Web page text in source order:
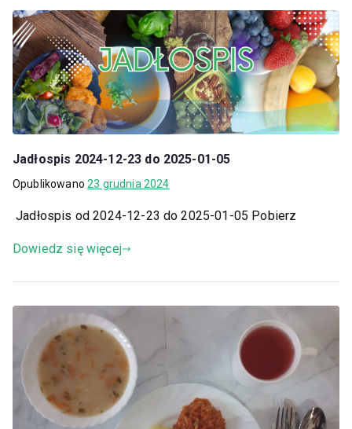
Jadłospis 2024-12-23 do 2025-01-05
Opublikowano23 grudnia 2024
Jadłospis od 2024-12-23 do 2025-01-05 Pobierz
Dowiedz się więcej